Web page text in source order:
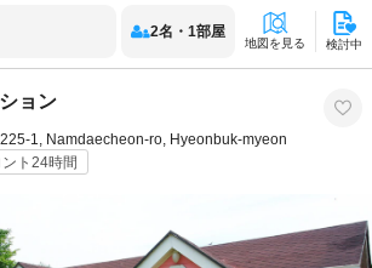
2名 ・ 1部屋
地図を見る 検討中
ョン
1, Namdaecheon-ro, Hyeonbuk-myeon
ント24時間